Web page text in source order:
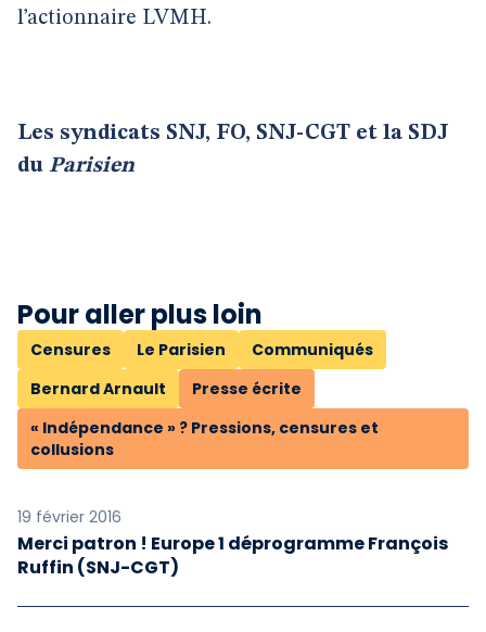
l’actionnaire LVMH.
Les syndicats SNJ, FO, SNJ-CGT et la SDJ
du Parisien
Pour aller plus loin
Censures Le Parisien
Communiqués
Bernard Arnault
Presse écrite
« Indépendance » ? Pressions, censures et
collusions
19 février 2016
Merci patron ! Europe 1 déprogramme François
Ruffin (SNJ-CGT)